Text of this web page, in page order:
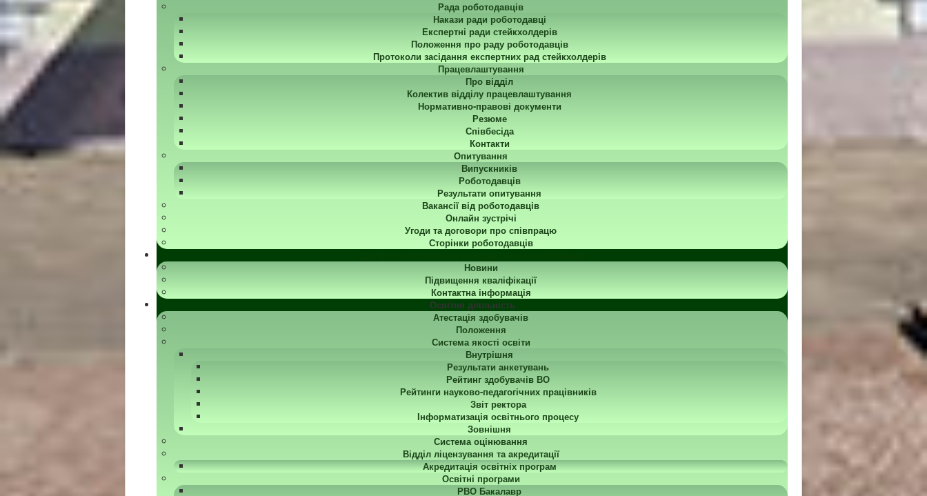
Рада роботодавців
Накази ради роботодавці
Експертні ради стейкхолдерів
Положення про раду роботодавців
Протоколи засідання експертних рад стейкхолдерів
Працевлаштування
Про відділ
Колектив відділу працевлаштування
Нормативно-правові документи
Резюме
Співбесіда
Контакти
Опитування
Випускників
Роботодавців
Результати опитування
Вакансії від роботодавців
Онлайн зустрічі
Угоди та договори про співпрацю
Сторінки роботодавців
Новини
Підвищення кваліфікації
Контактна інформація
Освітня діяльність
Атестація здобувачів
Положення
Система якості освіти
Внутрішня
Результати анкетувань
Рейтинг здобувачів ВО
Рейтинги науково-педагогічних працівників
Звіт ректора
Інформатизація освітнього процесу
Зовнішня
Система оцінювання
Відділ ліцензування та акредитації
Акредитація освітніх програм
Освітні програми
РВО Бакалавр